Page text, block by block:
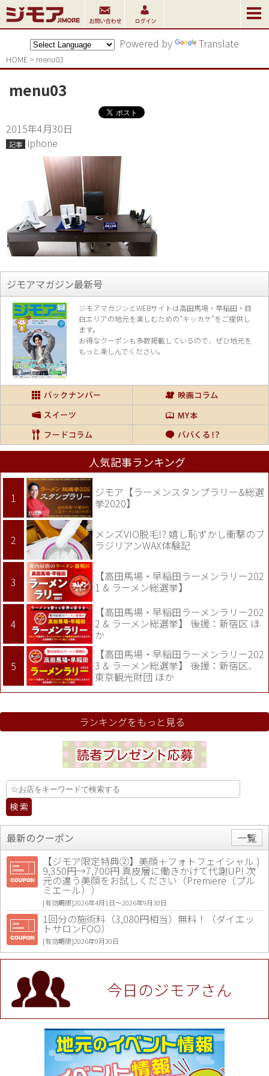
Powered by Translate
HOME > menu03
menu03
2015年4月30日
記事 iphone
ジモアマガジン最新号
ジモアマガジンとWEBサイトは高田馬場・早稲田・目
白エリアの地元を楽しむための“キッカケ”をご提供し
ます。
お得なクーポンも多数掲載しているので、 ぜひ地元を
もっと楽しんでください。
人気記事ランキング
ジモア【ラーメンスタンプラリー&総選
挙2020】
メンズVIO脱毛!? 嬉し恥ずかし衝撃のブ
ラジリアンWAX体験記
【高田馬場・早稲田ラーメンラリー202
1 & ラーメン総選挙】
【高田馬場・早稲田ラーメンラリー202
2 & ラーメン総選挙】 後援：新宿区 ほ
か
【高田馬場・早稲田ラーメンラリー202
3 & ラーメン総選挙】 後援：新宿区、
東京観光財団 ほか
ランキングをもっと見る
最新のクーポン
一覧
【ジモア限定特典②】美顔＋フォトフェイシャル )
9,350円→7,700円 真皮層に働きかけて代謝UP! 次
元の違う美顔をお試しください（Premiere（プル
ミエール））
[有効期限]2026年4月1日〜2026年9月30日
1回分の施術料（3,080円相当）無料！（ダイエッ
トサロンFOO）
[有効期限]2026年9月30日
値段提示後「ジモア見た」で更に買い取り金額 U
P！※チケットと新品商品は除く（大黒屋 高田馬場
駅前店）
[有効期限]2026年9月30日
★ジモア限定特典★ お会計より全品5％OFF（ナチ
ュラル＆ハンドメイドショップ［マキマキ］）
[有効期限]2026年9月30日まで
【ジモア限定①】初回割引 特価 VIO脱毛11,000円
⇒8,800円（メンズ専門ワックス脱毛サロン Mickle
（ミックル））
今日のジモアさん